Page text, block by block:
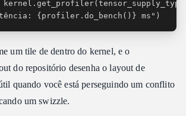
{profiler.do_bench()} ms")
um tile de dentro do kernel, e o
do repositório desenha o layout de
quando você está perseguindo um conflito
um swizzle.